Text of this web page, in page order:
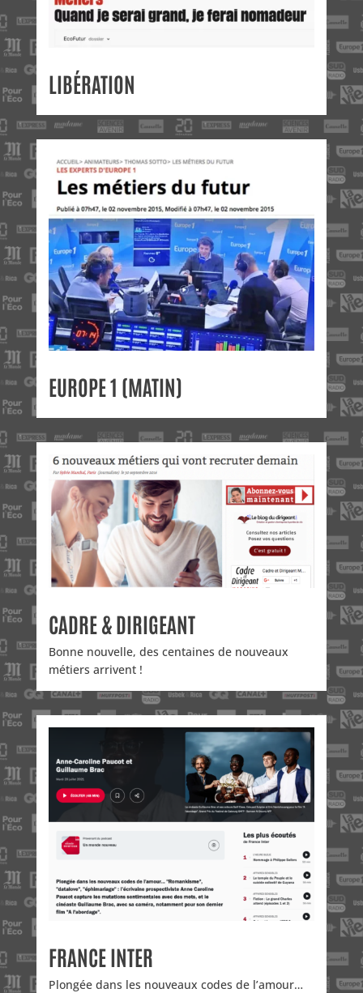
LIBÉRATION
EUROPE 1 (MATIN)
CADRE & DIRIGEANT
Bonne nouvelle, des centaines de nouveaux
métiers arrivent !
FRANCE INTER
Plongée dans les nouveaux codes de l’amour…